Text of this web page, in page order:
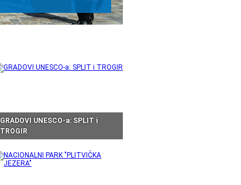
GRADOVI UNESCO-a: SPLIT i
TROGIR